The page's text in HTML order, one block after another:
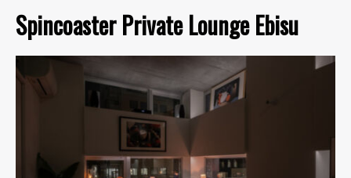
Spincoaster Private Lounge Ebisu